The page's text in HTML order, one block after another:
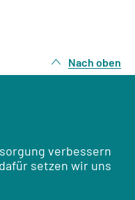
Nach oben
verbessern
setzen wir uns